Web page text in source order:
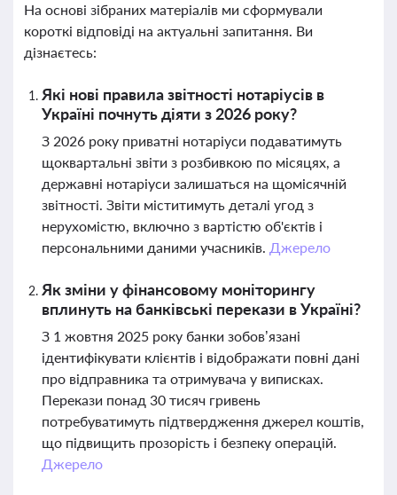
На основі зібраних матеріалів ми сформували
короткі відповіді на актуальні запитання. Ви
дізнаєтесь:
Які нові правила звітності нотаріусів в
Україні почнуть діяти з 2026 року?
З 2026 року приватні нотаріуси подаватимуть
щоквартальні звіти з розбивкою по місяцях, а
державні нотаріуси залишаться на щомісячній
звітності. Звіти міститимуть деталі угод з
нерухомістю, включно з вартістю об'єктів і
персональними даними учасників. Джерело
Як зміни у фінансовому моніторингу
вплинуть на банківські перекази в Україні?
З 1 жовтня 2025 року банки зобов’язані
ідентифікувати клієнтів і відображати повні дані
про відправника та отримувача у виписках.
Перекази понад 30 тисяч гривень
потребуватимуть підтвердження джерел коштів,
що підвищить прозорість і безпеку операцій.
Джерело